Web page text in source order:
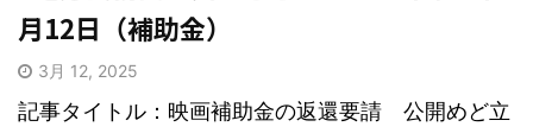
月12日（補助金）
3月 12, 2025
記事タイトル：映画補助金の返還要請 公開めど立